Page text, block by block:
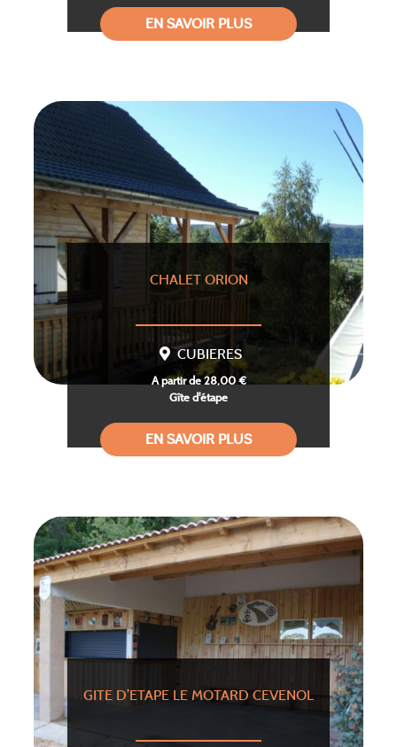
EN SAVOIR PLUS
CHALET ORION
CUBIERES
A partir de 28,00 €
Gîte d'étape
EN SAVOIR PLUS
GITE D’ETAPE LE MOTARD CEVENOL